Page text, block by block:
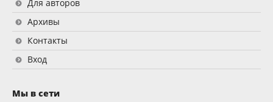
Для авторов
Архивы
Контакты
Вход
Мы в сети